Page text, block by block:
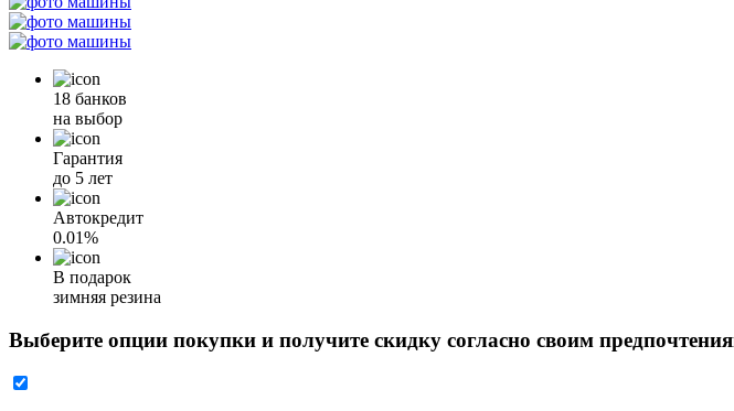
18 банков
на выбор
Гарантия
до 5 лет
Автокредит
0.01%
В подарок
зимняя резина
Выберите опции покупки и получите скидку согласно своим